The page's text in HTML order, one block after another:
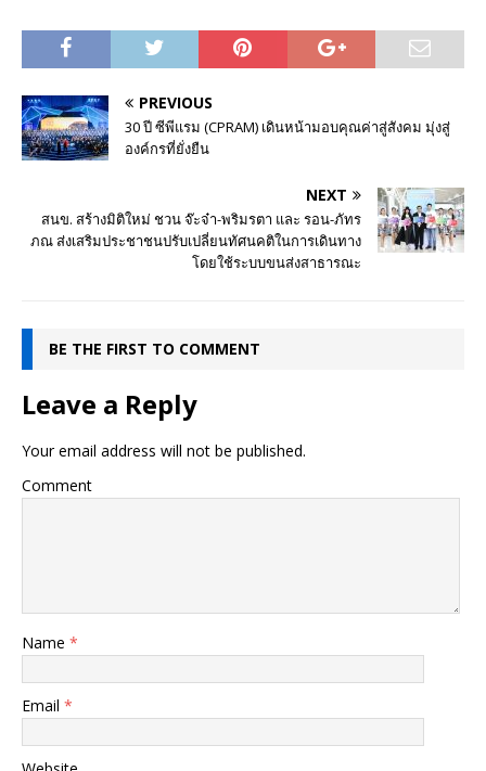
PREVIOUS
30 ปี ซีพีแรม (CPRAM) เดินหน้ามอบคุณค่าสู่สังคม มุ่งสู่
องค์กรที่ยั่งยืน
NEXT
สนข. สร้างมิติใหม่ ชวน จ๊ะจ๋า-พริมรตา และ รอน-ภัทร
ภณ ส่งเสริมประชาชนปรับเปลี่ยนทัศนคติในการเดินทาง
โดยใช้ระบบขนส่งสาธารณะ
BE THE FIRST TO COMMENT
Leave a Reply
Your email address will not be published.
Comment
Name *
Email *